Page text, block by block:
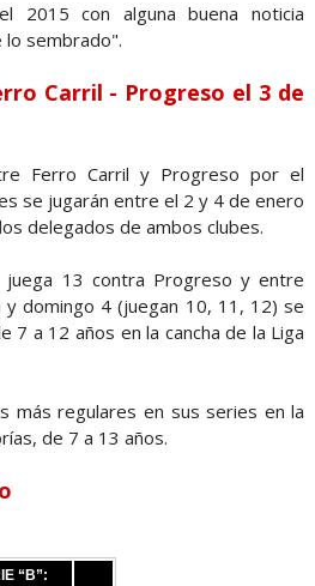
2015 con alguna buena noticia
lo sembrado".
Carril - Progreso el 3 de
Ferro Carril y Progreso por el
se jugarán entre el 2 y 4 de enero
delegados de ambos clubes.
juega 13 contra Progreso y entre
domingo 4 (juegan 10, 11, 12) se
7 a 12 años en la cancha de la Liga
más regulares en sus series en la
de 7 a 13 años.
“B”: